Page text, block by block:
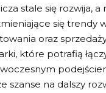
stale się rozwija, a
się trendy
oraz
które potrafią
szanse na dalszy